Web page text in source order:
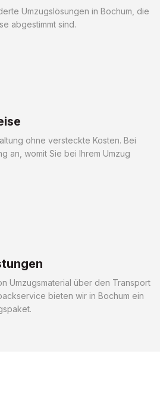
Umzugslösungen in Bochum, die
abgestimmt sind.
ohne versteckte Kosten. Bei
an, womit Sie bei Ihrem Umzug
Umzugsmaterial über den Transport
bieten wir in Bochum ein